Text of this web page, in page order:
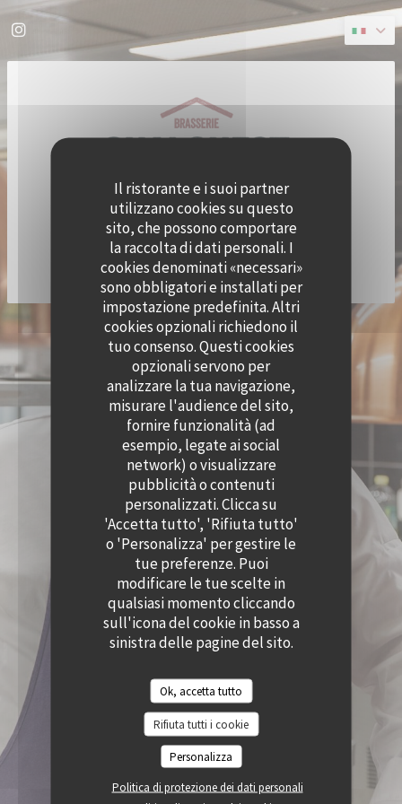
Personalizzazione delle tue scelte sui cookie
Il ristorante e i suoi partner
utilizzano cookies su questo
sito, che possono comportare
la raccolta di dati personali. I
cookies denominati «necessari»
sono obbligatori e installati per
impostazione predefinita. Altri
cookies opzionali richiedono il
tuo consenso. Questi cookies
opzionali servono per
analizzare la tua navigazione,
misurare l'audience del sito,
fornire funzionalità (ad
esempio, legate ai social
network) o visualizzare
pubblicità o contenuti
personalizzati. Clicca su
'Accetta tutto', 'Rifiuta tutto'
o 'Personalizza' per gestire le
tue preferenze. Puoi
modificare le tue scelte in
qualsiasi momento cliccando
sull'icona del cookie in basso a
sinistra delle pagine del sito.
Ok, accetta tutto
Rifiuta tutti i cookie
Personalizza
Politica di protezione dei dati personali
Instagram ((apre una nuova finestra))
© 2026 QUAI OUEST — CREAZIONE DEL SITO INTERNET RISTORANTE CON
ZENCHEF((APRE UNA NUOVA FINESTRA))
NOTE LEGALI
((APRE UNA NUOVA FINESTRA))
TERMINI DI UTILIZZO
((APRE UNA NUOVA FINESTRA))
POLITICA DI PROTEZIONE DEI DATI PERSONALI
((APRE UNA NUOVA FINESTRA))
INFORMATIVA SUI COOKIE
ACCESSIBILITA
((APRE UNA NUOVA FINESTRA))